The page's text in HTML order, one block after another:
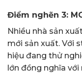
Điểm nghẽn 3:
Nhiều nhà sản
mới sản xuất. Với
hiệu đang thử
lớn đồng nghĩa